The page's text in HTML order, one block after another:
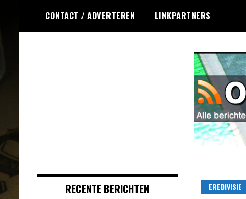
de
CONTACT / ADVERTEREN LINKPARTNERS
EREDIVISIE
RECENTE BERICHTEN